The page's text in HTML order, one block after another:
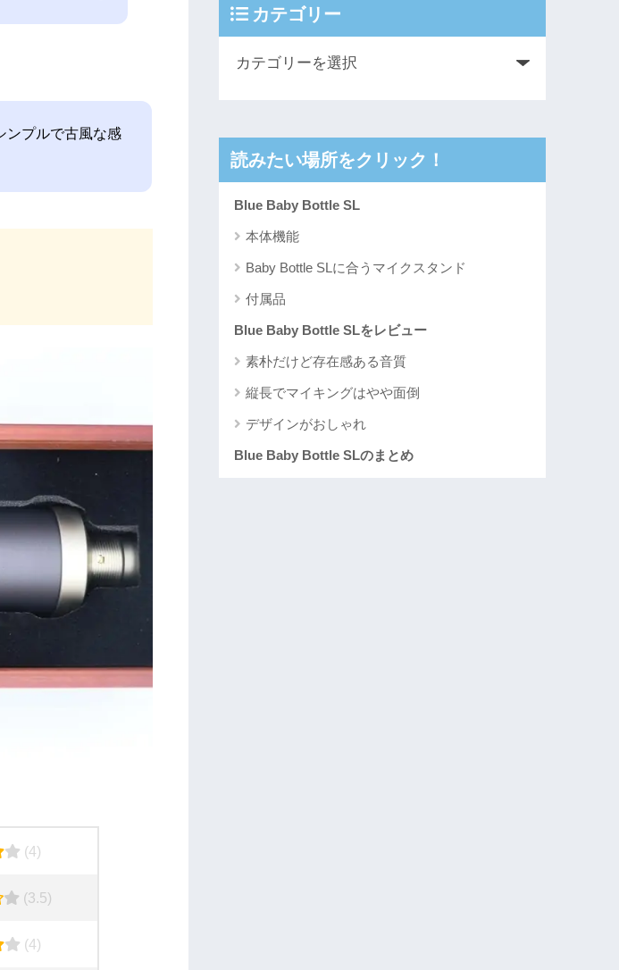
ンプルで古風な感
(4)
(3.5)
(4)
カテゴリー
読みたい場所をクリック！
Blue Baby Bottle SL
本体機能
Baby Bottle SLに合うマイクスタンド
付属品
Blue Baby Bottle SLをレビュー
素朴だけど存在感ある音質
縦長でマイキングはやや面倒
デザインがおしゃれ
Blue Baby Bottle SLのまとめ